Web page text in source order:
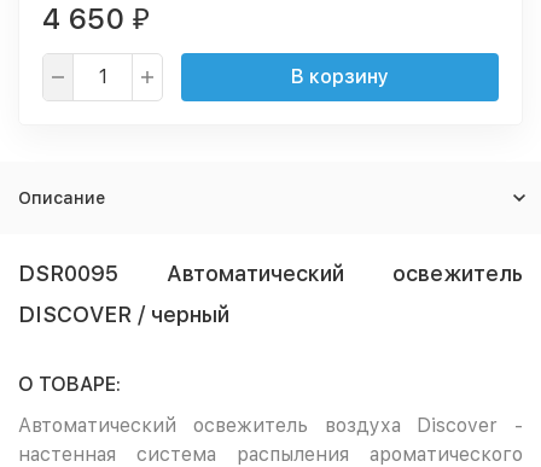
4 650 ₽
В корзину
Описание
DSR0095 Автоматический освежитель
DISCOVER / черный
О ТОВАРЕ:
Автоматический освежитель воздуха Discover -
настенная система распыления ароматического